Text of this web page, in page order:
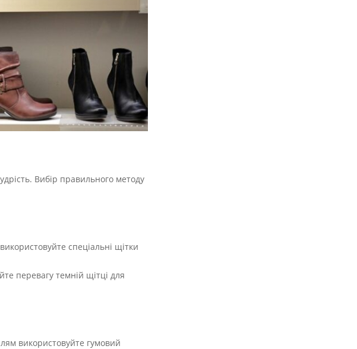
Вибір правильного методу
спеціальні щітки
перевагу темній щітці для
використовуйте гумовий